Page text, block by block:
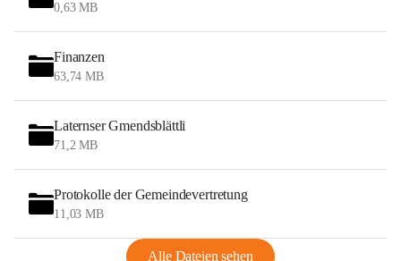
0,63 MB
Finanzen
63,74 MB
Laternser Gmendsblättli
71,2 MB
Protokolle der Gemeindevertretung
11,03 MB
Alle Dateien sehen